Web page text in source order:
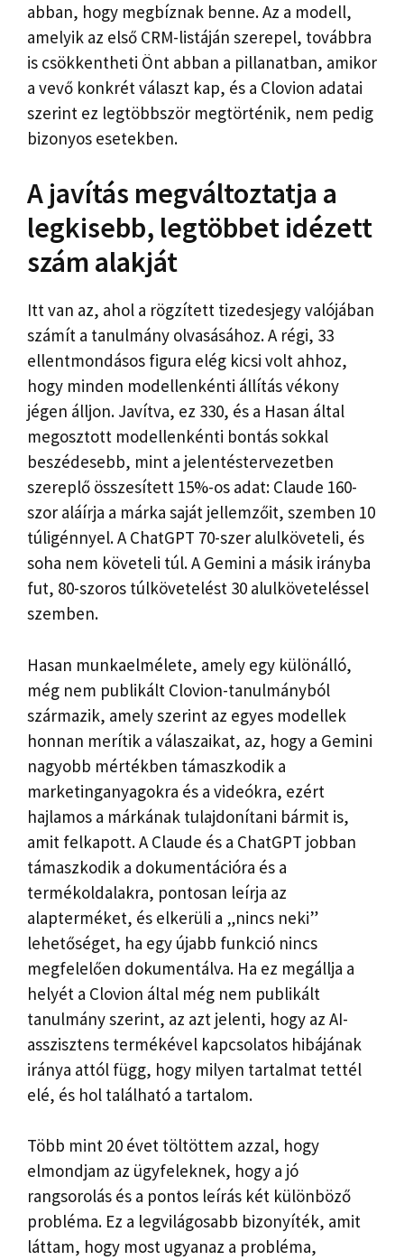
abban, hogy megbíznak benne. Az a modell,
amelyik az első CRM-listáján szerepel, továbbra
is csökkentheti Önt abban a pillanatban, amikor
a vevő konkrét választ kap, és a Clovion adatai
szerint ez legtöbbször megtörténik, nem pedig
bizonyos esetekben.
A javítás megváltoztatja a
legkisebb, legtöbbet idézett
szám alakját
Itt van az, ahol a rögzített tizedesjegy valójában
számít a tanulmány olvasásához. A régi, 33
ellentmondásos figura elég kicsi volt ahhoz,
hogy minden modellenkénti állítás vékony
jégen álljon. Javítva, ez 330, és a Hasan által
megosztott modellenkénti bontás sokkal
beszédesebb, mint a jelentéstervezetben
szereplő összesített 15%-os adat: Claude 160-
szor aláírja a márka saját jellemzőit, szemben 10
túligénnyel. A ChatGPT 70-szer alulköveteli, és
soha nem követeli túl. A Gemini a másik irányba
fut, 80-szoros túlkövetelést 30 alulköveteléssel
szemben.
Hasan munkaelmélete, amely egy különálló,
még nem publikált Clovion-tanulmányból
származik, amely szerint az egyes modellek
honnan merítik a válaszaikat, az, hogy a Gemini
nagyobb mértékben támaszkodik a
marketinganyagokra és a videókra, ezért
hajlamos a márkának tulajdonítani bármit is,
amit felkapott. A Claude és a ChatGPT jobban
támaszkodik a dokumentációra és a
termékoldalakra, pontosan leírja az
alapterméket, és elkerüli a „nincs neki”
lehetőséget, ha egy újabb funkció nincs
megfelelően dokumentálva. Ha ez megállja a
helyét a Clovion által még nem publikált
tanulmány szerint, az azt jelenti, hogy az AI-
asszisztens termékével kapcsolatos hibájának
iránya attól függ, hogy milyen tartalmat tettél
elé, és hol található a tartalom.
Több mint 20 évet töltöttem azzal, hogy
elmondjam az ügyfeleknek, hogy a jó
rangsorolás és a pontos leírás két különböző
probléma. Ez a legvilágosabb bizonyíték, amit
láttam, hogy most ugyanaz a probléma,